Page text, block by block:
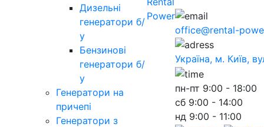
Дизельні
генератори б/
у
Бензинові
генератори б/
у
Генератори на
причепі
Генератори з
office@rental-
Україна, м. Київ,
пн-пт 9:00 - 18:00
сб 9:00 - 14:00
нд 9:00 - 11:00